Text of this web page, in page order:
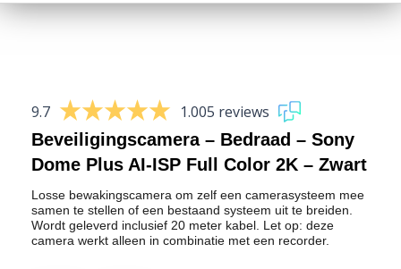
9.7
1.005 reviews
Beveiligingscamera – Bedraad – Sony
Dome Plus AI-ISP Full Color 2K – Zwart
Losse bewakingscamera om zelf een camerasysteem mee
samen te stellen of een bestaand systeem uit te breiden.
Wordt geleverd inclusief 20 meter kabel. Let op: deze
camera werkt alleen in combinatie met een recorder.